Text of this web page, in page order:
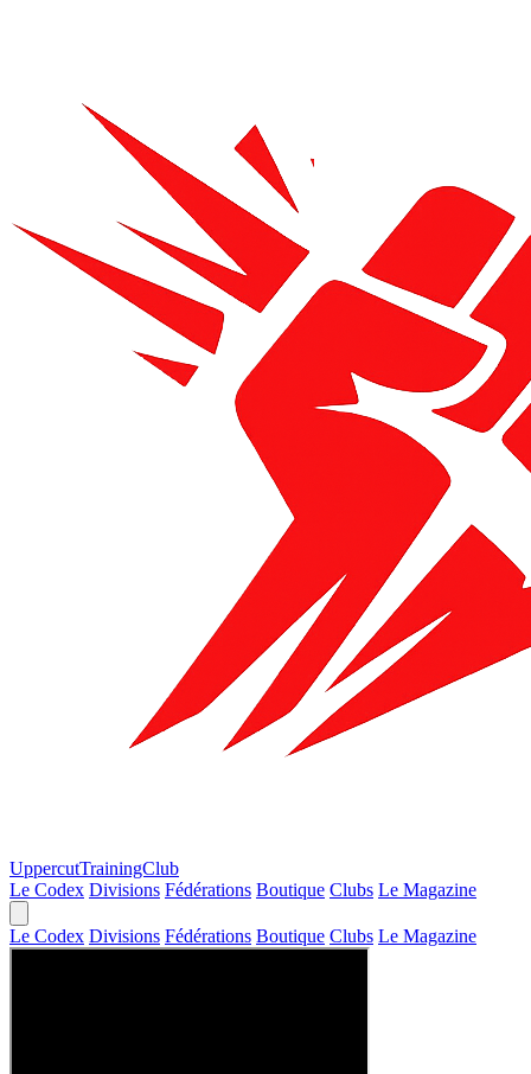
UppercutTrainingClub
Le Codex Divisions Fédérations Boutique Clubs Le Magazine
Le Codex Divisions Fédérations Boutique Clubs Le Magazine